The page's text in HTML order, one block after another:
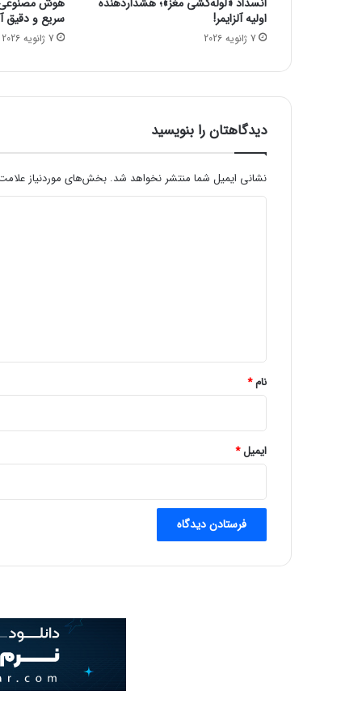
ن
و
س
ز
ا
ت
ف
ر
اولیه آلزایمر!
7 ژانویه 2026
سریع و دقیق
7 ژانویه 2026
دیدگاهتان را بنویسید
نشانی ایمیل شما منتشر نخواهد شد. بخش‌های موردنیاز
نام*
ایمیل*